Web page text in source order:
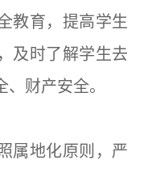
教育，提高学生
及时了解学生去
财产安全。
地化原则，严